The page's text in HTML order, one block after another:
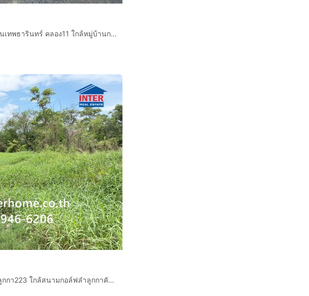
ที่ดินเปล่า 280.8 ตร.ว. ที่ดิน หมู่บ้านเทพธารินทร์ คลอง11 ใกล้หมู่บ้านกรีนการ์เดนท์โฮม คลอง11 ถนนรังสิต-นครนายก ถนนลำลูกกา ลำลูกกา ปทุมธานี
ที่ดินเปล่า 843 ตร.ว. ที่ดิน ซอยลำลูกกา223 ใกล้สนามกอล์ฟลำลูกกาคันทรี่คลับ ลำลูกกา ปทุมธานี